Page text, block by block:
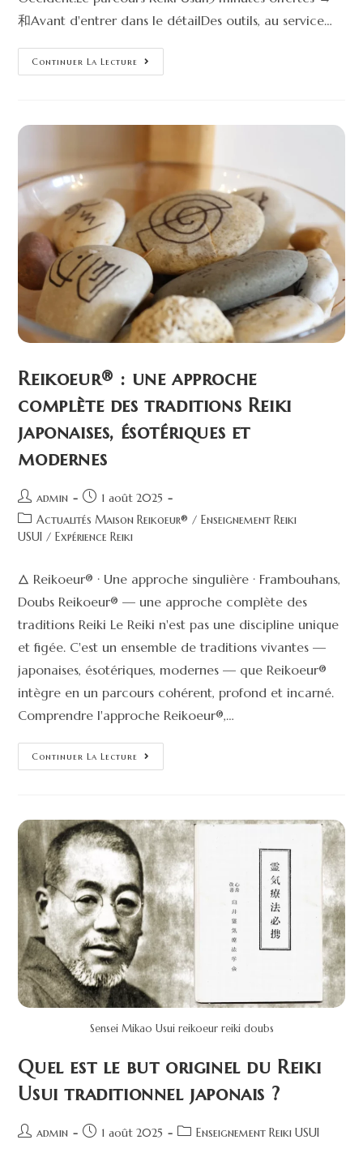
和Avant d'entrer dans le détailDes outils, au service…
Continuer La Lecture
Reikoeur® : une approche
complète des traditions Reiki
japonaises, ésotériques et
modernes
admin
1 août 2025
Actualités Maison Reikoeur® / Enseignement Reiki
USUI / Expérience Reiki
🜂 Reikoeur® · Une approche singulière · Frambouhans,
Doubs Reikoeur® — une approche complète des
traditions Reiki Le Reiki n'est pas une discipline unique
et figée. C'est un ensemble de traditions vivantes —
japonaises, ésotériques, modernes — que Reikoeur®
intègre en un parcours cohérent, profond et incarné.
Comprendre l'approche Reikoeur®,…
Continuer La Lecture
Sensei Mikao Usui reikoeur reiki doubs
Quel est le but originel du Reiki
Usui traditionnel japonais ?
admin 1 août 2025 Enseignement Reiki USUI